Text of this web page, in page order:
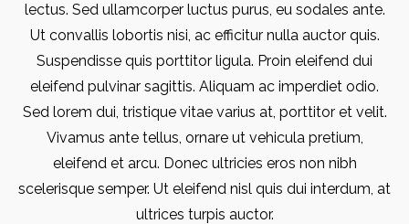
lectus. Sed ullamcorper luctus purus, eu sodales ante.
Ut convallis lobortis nisi, ac efficitur nulla auctor quis.
Suspendisse quis porttitor ligula. Proin eleifend dui
eleifend pulvinar sagittis. Aliquam ac imperdiet odio.
Sed lorem dui, tristique vitae varius at, porttitor et velit.
Vivamus ante tellus, ornare ut vehicula pretium,
eleifend et arcu. Donec ultricies eros non nibh
scelerisque semper. Ut eleifend nisl quis dui interdum, at
ultrices turpis auctor.